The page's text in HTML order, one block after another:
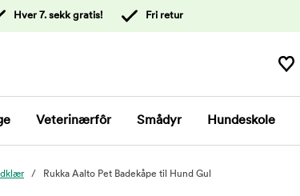
Hver 7. sekk gratis! Fri retur
Veterinærfôr Smådyr Hundeskole
Rukka Aalto Pet Badekåpe til Hund Gul